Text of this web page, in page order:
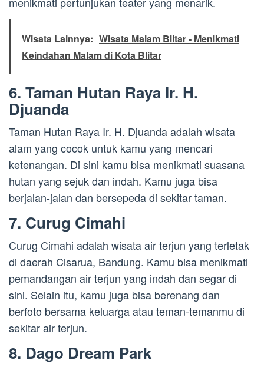
Wisata Lainnya: Wisata Malam Blitar - Menikmati
Keindahan Malam di Kota Blitar
6. Taman Hutan Raya Ir. H.
Djuanda
Taman Hutan Raya Ir. H. Djuanda adalah wisata
alam yang cocok untuk kamu yang mencari
ketenangan. Di sini kamu bisa menikmati suasana
hutan yang sejuk dan indah. Kamu juga bisa
berjalan-jalan dan bersepeda di sekitar taman.
7. Curug Cimahi
Curug Cimahi adalah wisata air terjun yang terletak
di daerah Cisarua, Bandung. Kamu bisa menikmati
pemandangan air terjun yang indah dan segar di
sini. Selain itu, kamu juga bisa berenang dan
berfoto bersama keluarga atau teman-temanmu di
sekitar air terjun.
8. Dago Dream Park